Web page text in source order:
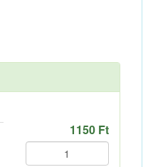
1150 Ft